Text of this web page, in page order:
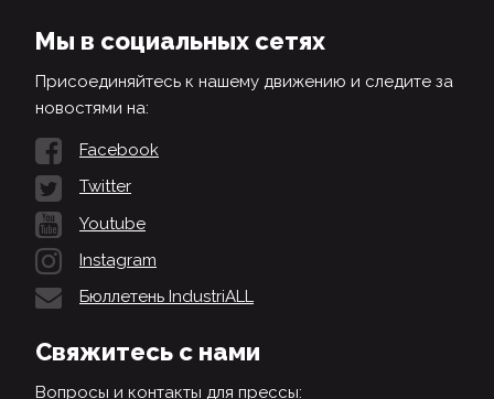
Мы в социальных сетях
Присоединяйтесь к нашему движению и следите за
новостями на:
Facebook
Twitter
Youtube
Instagram
Бюллетень IndustriALL
Свяжитесь с нами
Вопросы и контакты для прессы: